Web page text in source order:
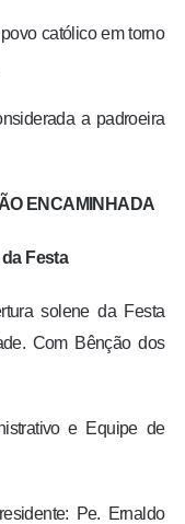
católico em torno
a padroeira
ENCAMINHADA
Festa
solene da Festa
Com Bênção dos
e Equipe de
Pe. Ernaldo